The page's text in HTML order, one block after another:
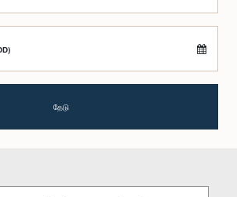
தேடு